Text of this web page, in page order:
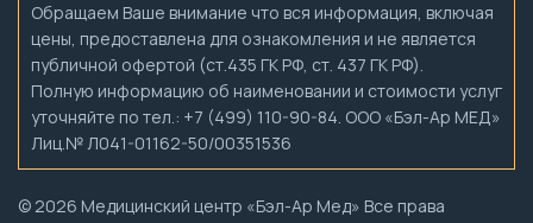
Обращаем Ваше внимание что вся информация, включая
цены, предоставлена для ознакомления и не является
публичной офертой (ст.435 ГК РФ, ст. 437 ГК РФ).
Полную информацию об наименовании и стоимости услуг
уточняйте по тел.: +7 (499) 110-90-84. ООО «Бэл-Ар МЕД»
Лиц.№ Л041-01162-50/00351536
© 2026 Медицинский центр «Бэл-Ар Мед» Все права